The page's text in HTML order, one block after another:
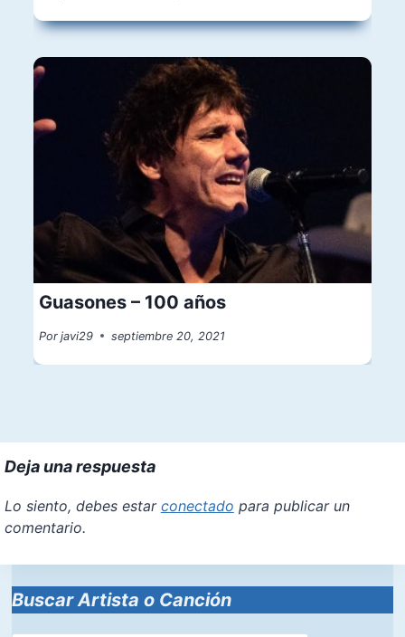
Guasones – 100 años
Por javi29 septiembre 20, 2021
Deja una respuesta
Lo siento, debes estar conectado para publicar un
comentario.
Buscar Artista o Canción